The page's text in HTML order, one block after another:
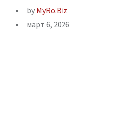
by MyRo.Biz
март 6, 2026